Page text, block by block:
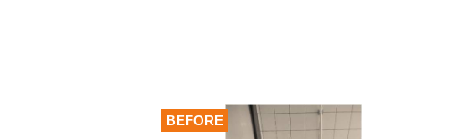
BEFORE